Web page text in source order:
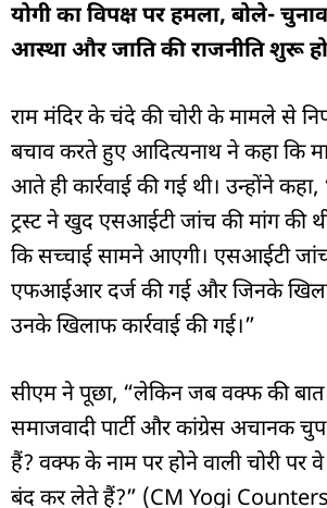
योगी का विपक्ष पर हमला, बोले-
आस्था और जाति की राजनीति शुरू
राम मंदिर के चंदे की चोरी के मामले से
बचाव करते हुए आदित्यनाथ ने कहा कि
आते ही कार्रवाई की गई थी। उन्होंने
ट्रस्ट ने खुद एसआईटी जांच की मांग की
कि सच्चाई सामने आएगी। एसआईटी
एफआईआर दर्ज की गई और जिनके
उनके खिलाफ कार्रवाई की गई।”
सीएम ने पूछा, “लेकिन जब वक्फ की
समाजवादी पार्टी और कांग्रेस अचानक चुप
हैं? वक्फ के नाम पर होने वाली चोरी पर
बंद कर लेते हैं?” (CM Yogi